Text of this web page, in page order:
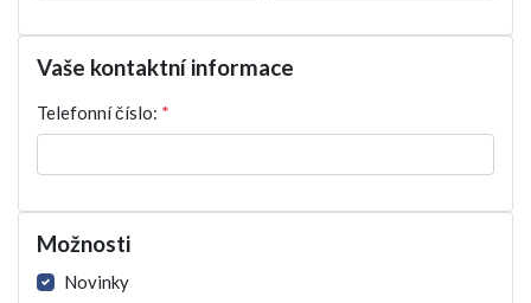
Vaše kontaktní informace
Telefonní číslo: *
Možnosti
Novinky